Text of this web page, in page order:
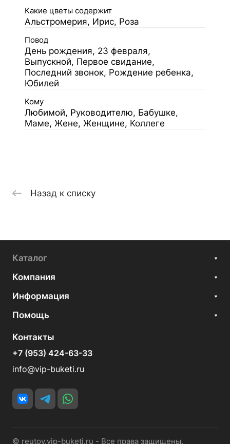
Какие цветы содержит
Альстромерия, Ирис, Роза
Повод
День рождения, 23 февраля,
Выпускной, Первое свидание,
Последний звонок, Рождение ребенка,
Юбилей
Кому
Любимой, Руководителю, Бабушке,
Маме, Жене, Женщине, Коллеге
Назад к списку
Каталог
Компания
Информация
Помощь
Контакты
+7 (953) 424-63-33
info@vip-buketi.ru
© reutov.vip-buketi.ru - Все права защищены.